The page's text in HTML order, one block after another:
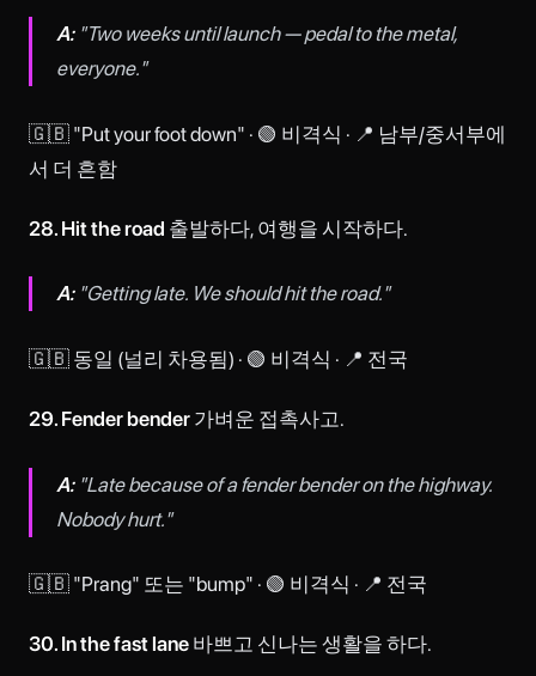
A:"Two weeks until launch — pedal to the metal,
everyone."
🇬🇧 "Put your foot down" · 🟢 비격식 · 📍 남부/중서부에
서 더 흔함
28. Hit the road 출발하다, 여행을 시작하다.
A:"Getting late. We should hit the road."
🇬🇧 동일 (널리 차용됨) · 🟢 비격식 · 📍 전국
29. Fender bender 가벼운 접촉사고.
A:"Late because of a fender bender on the highway.
Nobody hurt."
🇬🇧 "Prang" 또는 "bump" · 🟢 비격식 · 📍 전국
30. In the fast lane 바쁘고 신나는 생활을 하다.